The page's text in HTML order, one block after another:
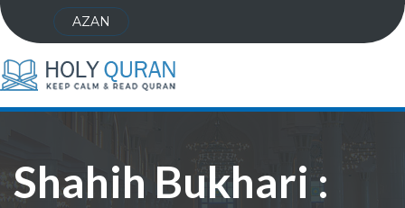
AZAN
Shahih Bukhari :